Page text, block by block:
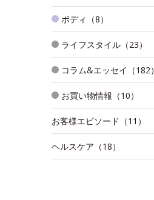
ボディ（8）
ライフスタイル（23）
コラム&エッセイ（182）
お買い物情報（10）
お客様エピソード（11）
ヘルスケア（18）